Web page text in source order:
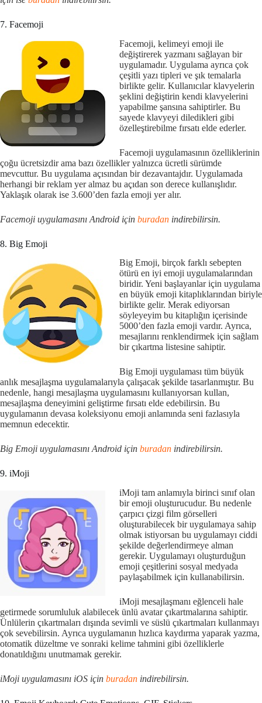
7. Facemoji
Facemoji, kelimeyi emoji ile
değiştirerek yazmanı sağlayan bir
uygulamadır. Uygulama ayrıca çok
çeşitli yazı tipleri ve şık temalarla
birlikte gelir. Kullanıcılar klavyelerin
şeklini değiştirin kendi klavyelerini
yapabilme şansına sahiptirler. Bu
sayede klavyeyi diledikleri gibi
özelleştirebilme fırsatı elde ederler.
Facemoji uygulamasının özelliklerinin
çoğu ücretsizdir ama bazı özellikler yalnızca ücretli sürümde
mevcuttur. Bu uygulama açısından bir dezavantajdır. Uygulamada
herhangi bir reklam yer almaz bu açıdan son derece kullanışlıdır.
Yaklaşık olarak ise 3.600’den fazla emoji yer alır.
Facemoji uygulamasını Android için buradan indirebilirsin.
8. Big Emoji
Big Emoji, birçok farklı sebepten
ötürü en iyi emoji uygulamalarından
biridir. Yeni başlayanlar için uygulama
en büyük emoji kitaplıklarından biriyle
birlikte gelir. Merak ediyorsan
söyleyeyim bu kitaplığın içerisinde
5000’den fazla emoji vardır. Ayrıca,
mesajlarını renklendirmek için sağlam
bir çıkartma listesine sahiptir.
Big Emoji uygulaması tüm büyük
anlık mesajlaşma uygulamalarıyla çalışacak şekilde tasarlanmıştır. Bu
nedenle, hangi mesajlaşma uygulamasını kullanıyorsan kullan,
mesajlaşma deneyimini geliştirme fırsatı elde edebilirsin. Bu
uygulamanın devasa koleksiyonu emoji anlamında seni fazlasıyla
memnun edecektir.
Big Emoji uygulamasını Android için buradan indirebilirsin.
9. iMoji
iMoji tam anlamıyla birinci sınıf olan
bir emoji oluşturucudur. Bu nedenle
çarpıcı çizgi film görselleri
oluşturabilecek bir uygulamaya sahip
olmak istiyorsan bu uygulamayı ciddi
şekilde değerlendirmeye alman
gerekir. Uygulamayı oluşturduğun
emoji çeşitlerini sosyal medyada
paylaşabilmek için kullanabilirsin.
iMoji mesajlaşmanı eğlenceli hale
getirmede sorumluluk alabilecek ünlü avatar çıkartmalarına sahiptir.
Ünlülerin çıkartmaları dışında sevimli ve süslü çıkartmaları kullanmayı
çok sevebilirsin. Ayrıca uygulamanın hızlıca kaydırma yaparak yazma,
otomatik düzeltme ve sonraki kelime tahmini gibi özelliklerle
donatıldığını unutmamak gerekir.
iMoji uygulamasını iOS için buradan indirebilirsin.